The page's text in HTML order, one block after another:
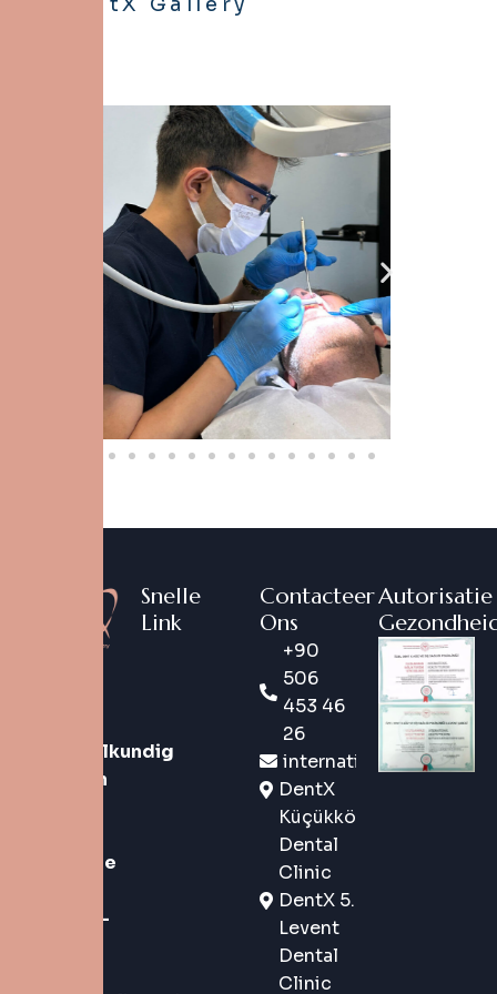
tandheelkundig
merk van
generatie
Istanbul-
Snelle
Link
Contacteer
Ons
+90
506
453 46
26
DentX
Küçükköy
Dental
Clinic
DentX 5.
Levent
Dental
Clinic
Autorisatie